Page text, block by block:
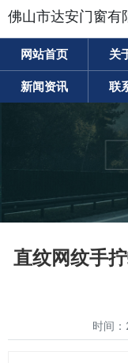
佛山市达安门窗有
网站首页 关
新闻资讯 联
直纹网纹手
时间